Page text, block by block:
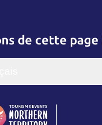
de cette page
Italiano